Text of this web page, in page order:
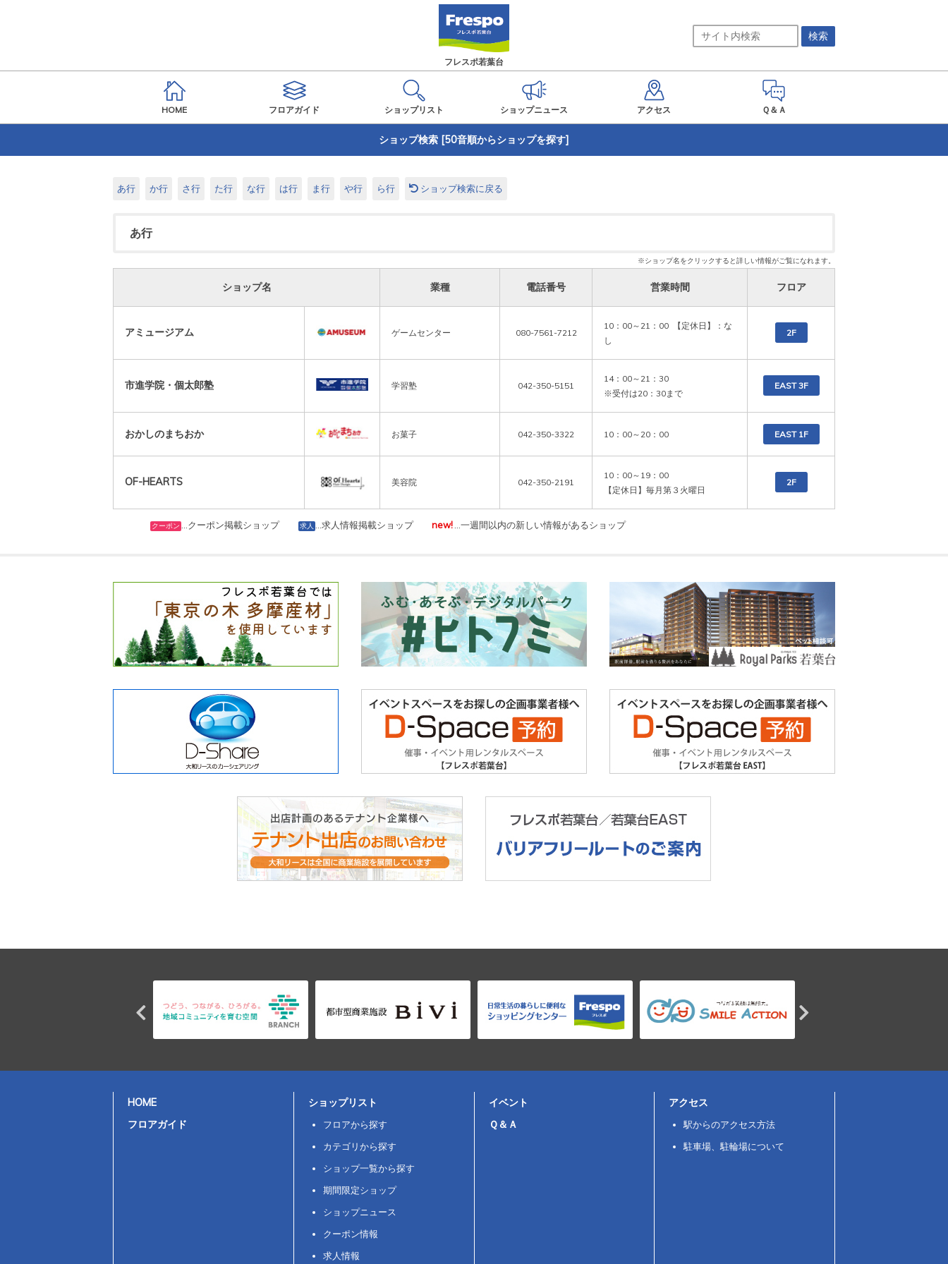
フレスポ若葉台
HOME フロアガイド ショップリスト ショップニュース アクセス Ｑ＆Ａ
ショップ検索 [50音順からショップを探す]
あ行 か行 さ行 た行 な行 は行 ま行 や行 ら行 ショップ検索に戻る
あ行
※ショップ名をクリックすると詳しい情報がご覧になれます。
ショップ名 業種 電話番号 営業時間 フロア
アミュージアム ゲームセンター 080-7561-7212
10：00～21：00  【定休日】：な
し
2F
市進学院・個太郎塾 学習塾 042-350-5151
14：00～21：30
※受付は20：30まで
EAST 3F
おかしのまちおか お菓子 042-350-3322 10：00～20：00 EAST 1F
OF-HEARTS 美容院 042-350-2191
10：00～19：00
【定休日】毎月第３火曜日
2F
クーポン …クーポン掲載ショップ 求人 …求人情報掲載ショップ new! …一週間以内の新しい情報があるショップ
HOME
フロアガイド
ショップリスト
フロアから探す
カテゴリから探す
ショップ一覧から探す
期間限定ショップ
ショップニュース
クーポン情報
求人情報
イベント
Ｑ＆Ａ
アクセス
駅からのアクセス方法
駐車場、駐輪場について